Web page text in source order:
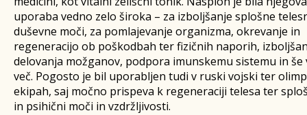
uporaba vedno zelo široka – za izboljšanje splošne
duševne moči, za pomlajevanje organizma, okrevanje in
regeneracijo ob poškodbah ter fizičnih naporih,
delovanja možganov, podpora imunskemu sistemu in še
več. Pogosto je bil uporabljen tudi v ruski vojski ter
ekipah, saj močno prispeva k regeneraciji telesa ter
in psihični moči in vzdržljivosti.